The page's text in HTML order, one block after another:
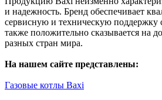
и надежность. Бренд обеспечивает
сервисную и техническую поддержку
также положительно сказывается на
разных стран мира.
На нашем сайте представлены:
Газовые котлы Baxi